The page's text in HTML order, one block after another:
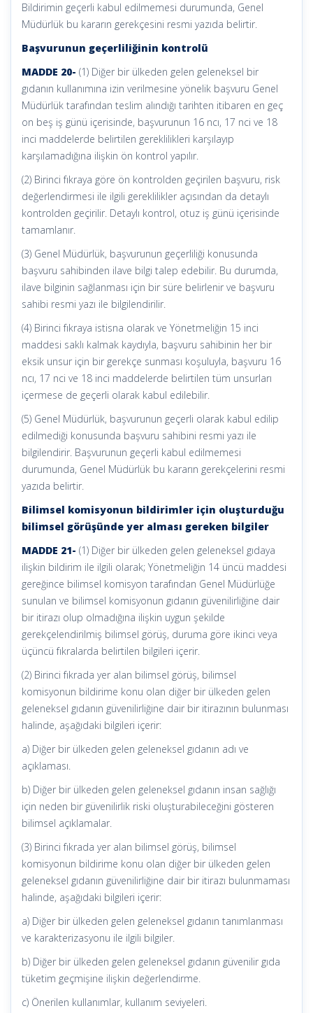
Bildirimin geçerli kabul edilmemesi durumunda, Genel
Müdürlük bu kararın gerekçesini resmi yazıda belirtir.
Başvurunun geçerliliğinin kontrolü
MADDE 20- (1) Diğer bir ülkeden gelen geleneksel bir
gıdanın kullanımına izin verilmesine yönelik başvuru Genel
Müdürlük tarafından teslim alındığı tarihten itibaren en geç
on beş iş günü içerisinde, başvurunun 16 ncı, 17 nci ve 18
inci maddelerde belirtilen gereklilikleri karşılayıp
karşılamadığına ilişkin ön kontrol yapılır.
(2) Birinci fıkraya göre ön kontrolden geçirilen başvuru, risk
değerlendirmesi ile ilgili gereklilikler açısından da detaylı
kontrolden geçirilir. Detaylı kontrol, otuz iş günü içerisinde
tamamlanır.
(3) Genel Müdürlük, başvurunun geçerliliği konusunda
başvuru sahibinden ilave bilgi talep edebilir. Bu durumda,
ilave bilginin sağlanması için bir süre belirlenir ve başvuru
sahibi resmi yazı ile bilgilendirilir.
(4) Birinci fıkraya istisna olarak ve Yönetmeliğin 15 inci
maddesi saklı kalmak kaydıyla, başvuru sahibinin her bir
eksik unsur için bir gerekçe sunması koşuluyla, başvuru 16
ncı, 17 nci ve 18 inci maddelerde belirtilen tüm unsurları
içermese de geçerli olarak kabul edilebilir.
(5) Genel Müdürlük, başvurunun geçerli olarak kabul edilip
edilmediği konusunda başvuru sahibini resmi yazı ile
bilgilendirir. Başvurunun geçerli kabul edilmemesi
durumunda, Genel Müdürlük bu kararın gerekçelerini resmi
yazıda belirtir.
Bilimsel komisyonun bildirimler için oluşturduğu
bilimsel görüşünde yer alması gereken bilgiler
MADDE 21- (1) Diğer bir ülkeden gelen geleneksel gıdaya
ilişkin bildirim ile ilgili olarak; Yönetmeliğin 14 üncü maddesi
gereğince bilimsel komisyon tarafından Genel Müdürlüğe
sunulan ve bilimsel komisyonun gıdanın güvenilirliğine dair
bir itirazı olup olmadığına ilişkin uygun şekilde
gerekçelendirilmiş bilimsel görüş, duruma göre ikinci veya
üçüncü fıkralarda belirtilen bilgileri içerir.
(2) Birinci fıkrada yer alan bilimsel görüş, bilimsel
komisyonun bildirime konu olan diğer bir ülkeden gelen
geleneksel gıdanın güvenilirliğine dair bir itirazının bulunması
halinde, aşağıdaki bilgileri içerir:
a) Diğer bir ülkeden gelen geleneksel gıdanın adı ve
açıklaması.
b) Diğer bir ülkeden gelen geleneksel gıdanın insan sağlığı
için neden bir güvenilirlik riski oluşturabileceğini gösteren
bilimsel açıklamalar.
(3) Birinci fıkrada yer alan bilimsel görüş, bilimsel
komisyonun bildirime konu olan diğer bir ülkeden gelen
geleneksel gıdanın güvenilirliğine dair bir itirazı bulunmaması
halinde, aşağıdaki bilgileri içerir:
a) Diğer bir ülkeden gelen geleneksel gıdanın tanımlanması
ve karakterizasyonu ile ilgili bilgiler.
b) Diğer bir ülkeden gelen geleneksel gıdanın güvenilir gıda
tüketim geçmişine ilişkin değerlendirme.
c) Önerilen kullanımlar, kullanım seviyeleri.